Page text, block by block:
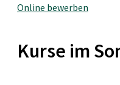
Online bewerben
Kurse im